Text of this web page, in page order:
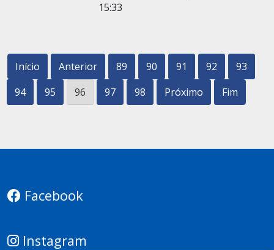
15:33
Início Anterior 89 90 91 92
93
94
95 96 97 98 Próximo Fim
Facebook
Instagram